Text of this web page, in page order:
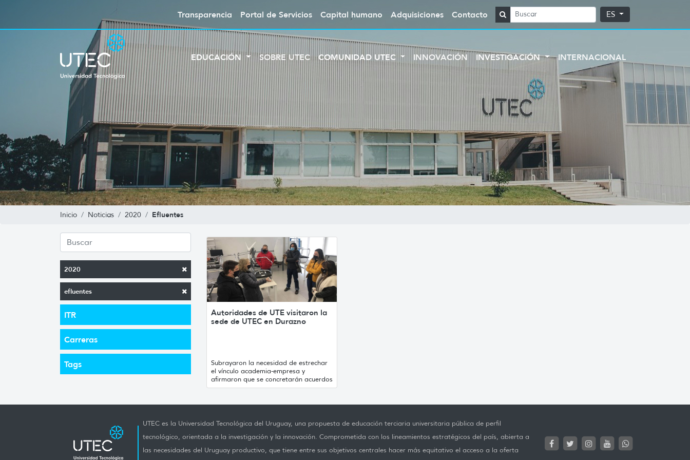
Transparencia Portal de Servicios Capital humano Adquisiciones Contacto ES
EDUCACIÓN SOBRE UTEC COMUNIDAD UTEC INNOVACIÓN INVESTIGACIÓN INTERNACIONAL
Inicio Noticias 2020 Efluentes
2020
efluentes
ITR
Carreras
Tags
Autoridades de UTE visitaron la
sede de UTEC en Durazno
Subrayaron la necesidad de estrechar
el vínculo academia-empresa y
afirmaron que se concretarán acuerdos
UTEC es la Universidad Tecnológica del Uruguay, una propuesta de educación terciaria universitaria pública de perfil
tecnológico, orientada a la investigación y la innovación. Comprometida con los lineamientos estratégicos del país, abierta a
las necesidades del Uruguay productivo, que tiene entre sus objetivos centrales hacer más equitativo el acceso a la oferta